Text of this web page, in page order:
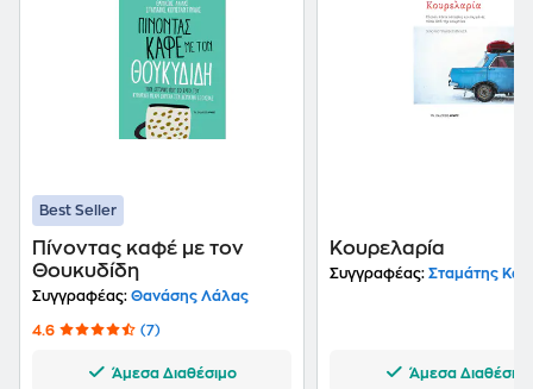
Best Seller
Πίνοντας καφέ με τον
Θουκυδίδη
Συγγραφέας: Θανάσης Λάλας
4.6 (7)
Άμεσα Διαθέσιμο
Κουρελαρία
Συγγραφέας: Σταμάτης
Άμεσα Διαθέσιμο